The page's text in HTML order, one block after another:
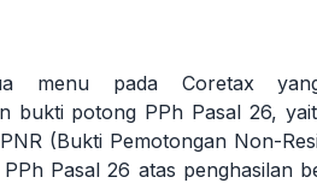
menu pada Coretax
bukti potong PPh Pasal 26,
(Bukti Pemotongan Non-
Pasal 26 atas penghasilan